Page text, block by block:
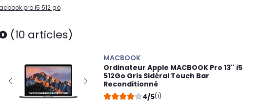
pro i5 512 go
(10 articles)
MACBOOK
Ordinateur Apple MACBOOK Pro 13'' i5
512Go Gris Sidéral Touch Bar
Reconditionné
4/5(1)